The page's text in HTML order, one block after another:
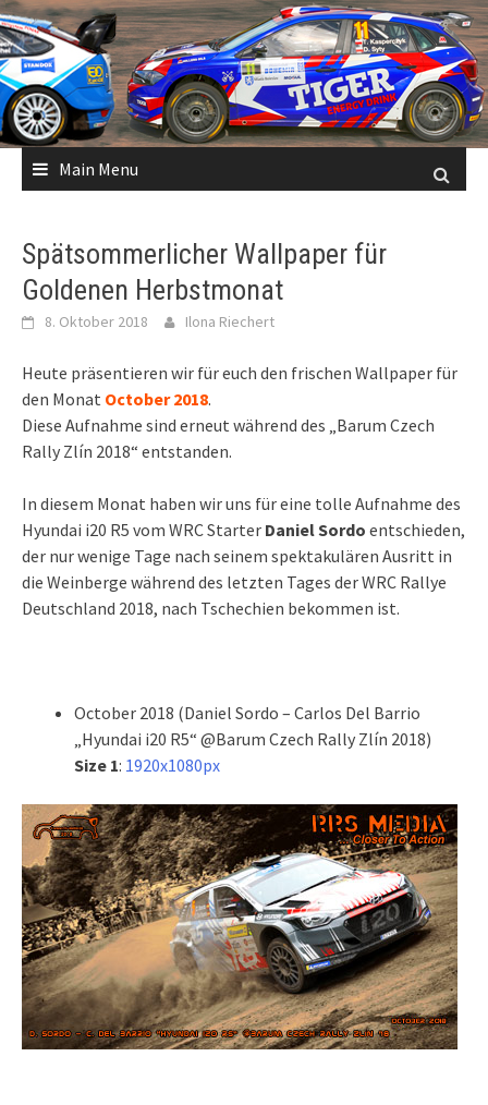
Skip
to
content
Main Menu
Spätsommerlicher Wallpaper für
Goldenen Herbstmonat
8. Oktober 2018 Ilona Riechert
Heute präsentieren wir für euch den frischen Wallpaper für
den Monat October 2018.
Diese Aufnahme sind erneut während des „Barum Czech
Rally Zlín 2018“ entstanden.
In diesem Monat haben wir uns für eine tolle Aufnahme des
Hyundai i20 R5 vom WRC Starter Daniel Sordo entschieden,
der nur wenige Tage nach seinem spektakulären Ausritt in
die Weinberge während des letzten Tages der WRC Rallye
Deutschland 2018, nach Tschechien bekommen ist.
October 2018 (Daniel Sordo – Carlos Del Barrio
„Hyundai i20 R5“ @Barum Czech Rally Zlín 2018)
Size 1: 1920x1080px